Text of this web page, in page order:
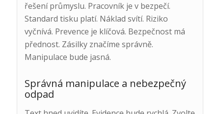
řešení průmyslu. Pracovník je v bezpečí.
Standard tisku platí. Náklad svítí. Riziko
vyčnívá. Prevence je klíčová. Bezpečnost má
přednost. Zásilky značíme správně.
Manipulace bude jasná.
Správná manipulace a nebezpečný
odpad